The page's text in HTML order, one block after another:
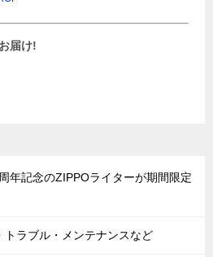
届け!
年記念のZIPPOライターが期間限定
ラブル・メンテナンスなど